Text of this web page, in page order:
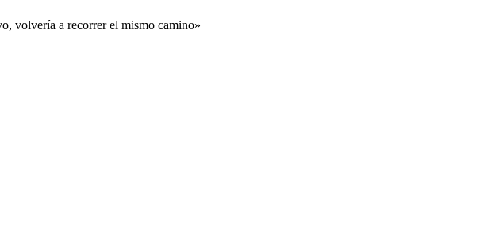
volvería a recorrer el mismo camino»